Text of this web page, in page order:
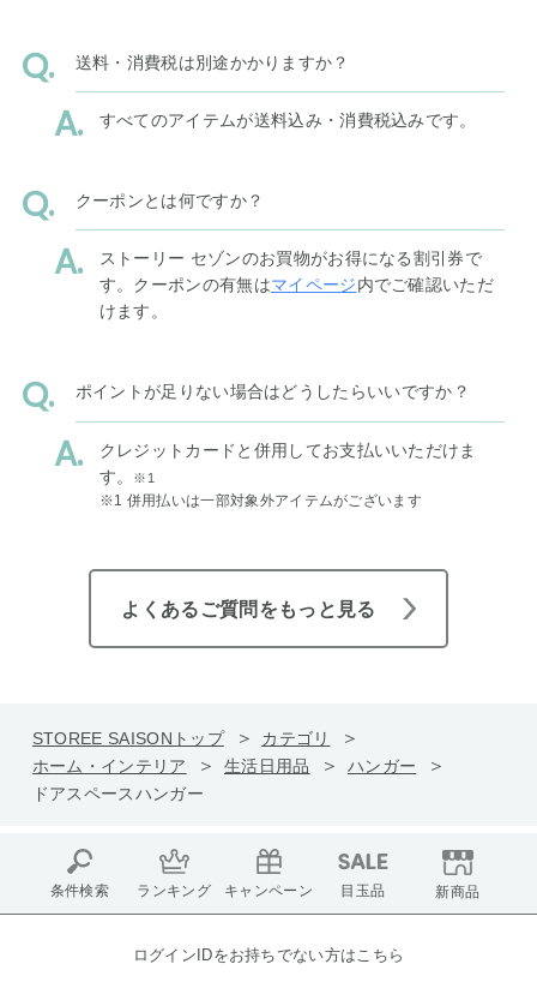
送料・消費税は別途かかりますか？
すべてのアイテムが送料込み・消費税込みです。
クーポンとは何ですか？
ストーリー セゾンのお買物がお得になる割引券で
す。クーポンの有無はマイページ内でご確認いただ
けます。
ポイントが足りない場合はどうしたらいいですか？
クレジットカードと併用してお支払いいただけま
す。
※1
※1 併用払いは一部対象外アイテムがございます
よくあるご質問をもっと見る
STOREE SAISONトップ
カテゴリ
ホーム・インテリア
生活日用品
ハンガー
ドアスペースハンガー
条件検索 ランキング キャンペーン 目玉品 新商品
ログインIDをお持ちでない方はこちら